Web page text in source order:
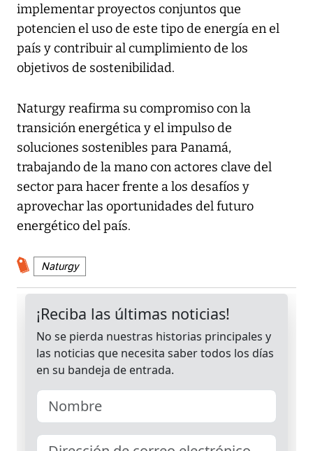
implementar proyectos conjuntos que
potencien el uso de este tipo de energía en el
país y contribuir al cumplimiento de los
objetivos de sostenibilidad.
Naturgy reafirma su compromiso con la
transición energética y el impulso de
soluciones sostenibles para Panamá,
trabajando de la mano con actores clave del
sector para hacer frente a los desafíos y
aprovechar las oportunidades del futuro
energético del país.
Naturgy